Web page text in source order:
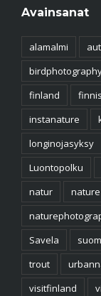
Avainsanat
alamalmi
finland
instanature
longinojasyksy
Luontopolku
natur
nature
Savela
trout
visitfinland